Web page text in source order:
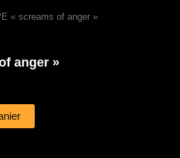
« screams of anger »
anger »